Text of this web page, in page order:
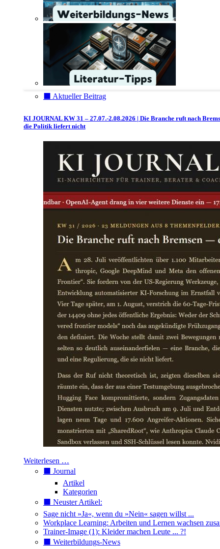
⬛️ Aktueller Beitrag
KI JOURNAL KW 31 – 27.07.-2.08.2026 | Die Branche ruft nach
die Politik liefert nicht
Weiterlesen …
⬛️ Journal
Artikel
Kategorien
⬛️ Neuster Artikel:
Sage nicht »Ja«, wenn du »Nein« sagen willst ...
Workplace Learning: Arbeiten und Lernen wachsen
Trainer-Image (1): Kleider machen Leute ... ?!
⬛️ Weiterbildungs-News